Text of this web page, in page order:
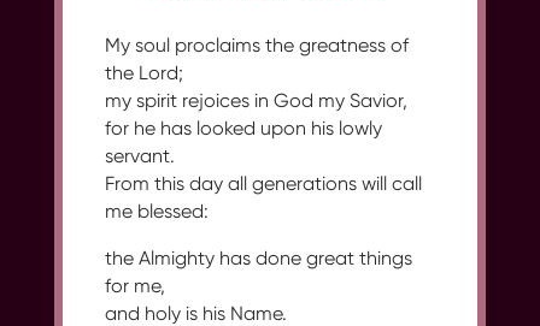
My soul proclaims the greatness of
the Lord;
my spirit rejoices in God my Savior,
for he has looked upon his lowly
servant.
From this day all generations will call
me blessed:
the Almighty has done great things
for me,
and holy is his Name.